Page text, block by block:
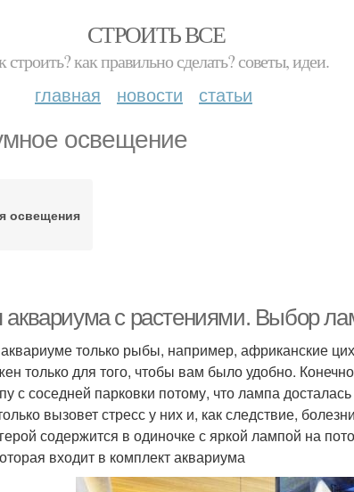
СТРОИТЬ ВСЕ
строить? как правильно сделать? советы, идеи.
главная новости статьи
освещение
освещения
аквариума с растениями. Выбор
только рыбы, например, африканские
только для того, чтобы вам было удобно.
с соседней парковки потому, что лампа
вызовет стресс у них и, как следствие,
содержится в одиночке с яркой лампой на
входит в комплект аквариума